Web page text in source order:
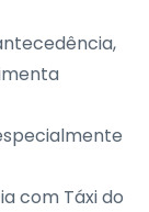
com Táxi do